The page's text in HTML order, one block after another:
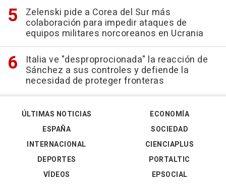
Zelenski pide a Corea del Sur más
colaboración para impedir ataques de
equipos militares norcoreanos en Ucrania
Italia ve "desproprocionada" la reacción de
Sánchez a sus controles y defiende la
necesidad de proteger fronteras
ÚLTIMAS NOTICIAS
ESPAÑA
INTERNACIONAL
DEPORTES
VÍDEOS
ECONOMÍA
SOCIEDAD
CIENCIAPLUS
PORTALTIC
EPSOCIAL